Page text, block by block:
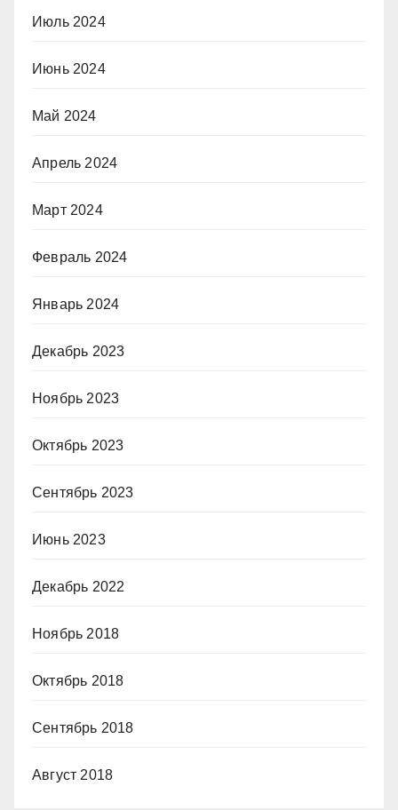
Июль 2024
Июнь 2024
Май 2024
Апрель 2024
Март 2024
Февраль 2024
Январь 2024
Декабрь 2023
Ноябрь 2023
Октябрь 2023
Сентябрь 2023
Июнь 2023
Декабрь 2022
Ноябрь 2018
Октябрь 2018
Сентябрь 2018
Август 2018